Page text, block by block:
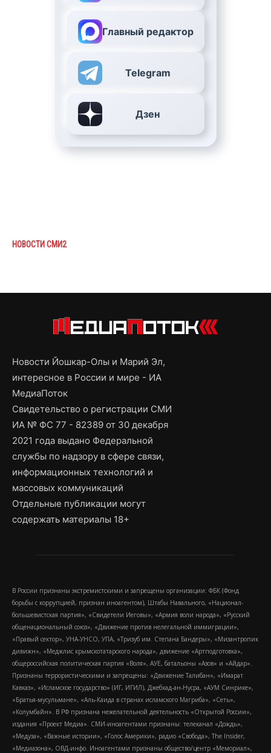
Главный редактор
Telegram
Дзен
НОВОСТИ СМИ2
Новости Йошкар-Олы и Марий Эл,
интересное в России и мире - ИА
МедиаПоток
Свидетельство о регистрации СМИ
ИА № ФС 77 - 82389 от 30 декабря
2021 года выдано Федеральной
службы по надзору в сфере связи,
информационных технологий и
массовых коммуникаций
Отдельные публикации могут
содержать материалы 18+
В России признаны экстремистскими и запрещены организации: ФБК (Фонд
борьбы с коррупцией, признан иноагентом), Штабы Навального, «Национал-
большевистская партия», «Свидетели Иеговы», «Армия воли народа», «Русский
общенациональный союз», «Движение против нелегальной иммиграции»,
«Правый сектор», УНА-УНСО, УПА, «Тризуб им. Степана Бандеры», «Мизантропик
дивижн», «Меджлис крымскотатарского народа», движение «Артподготовка»,
общероссийская политическая партия «Воля», АУЕ, батальоны «Азов» и «Айдар».
Признаны террористическими и запрещены: «Движение Талибан», «Имарат
Кавказ», «Исламское государство» (ИГ, ИГИЛ), Джебхад-ан-Нусра, «АУМ Синрике»,
«Братья-мусульмане», «Аль-Каида в странах исламского Магриба», «Сеть»,
«Колумбайн». В РФ признана нежелательной деятельность «Открытой России»,
издания «Проект Медиа». СМИ-иноагентами признаны: телеканал «Дождь»,
«Медуза», «Важные истории», «Голос Америки», радио «Свобода», The Insider,
«Медиазона», ОВД-инфо. Иноагентами признаны общество/центр «Мемориал»,